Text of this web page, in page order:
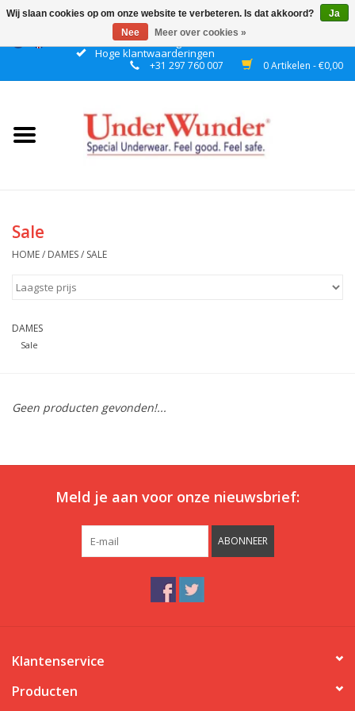
Gratis verzending boven € 50 binnen NL
Hoge klantwaarderingen
+31 297 760 007 0 Artikelen - €0,00
Home
Meisjes
Plashorloges
Sale
HOME/ DAMES/ SALE
DAMES
Sale
Geen producten gevonden!...
Meld je aan voor onze nieuwsbrief:
ABONNEER
Klantenservice
Producten
Wij slaan cookies op om onze website te verbeteren. Is dat akkoord?
Ja
Nee
Meer over cookies »